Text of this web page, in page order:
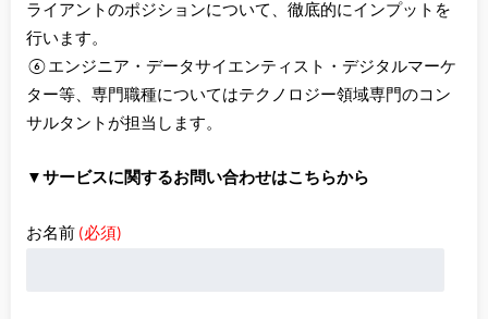
ライアントのポジションについて、徹底的にインプットを
行います。
⑥エンジニア・データサイエンティスト・デジタルマーケ
ター等、専門職種についてはテクノロジー領域専門のコン
サルタントが担当します。
▼サービスに関するお問い合わせはこちらから
お名前 (必須)